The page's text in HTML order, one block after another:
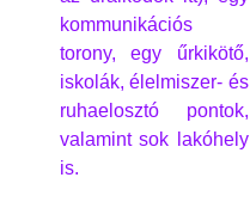
kommunikációs
torony, egy űrkikötő,
iskolák, élelmiszer- és
ruhaelosztó pontok,
valamint sok lakóhely
is.